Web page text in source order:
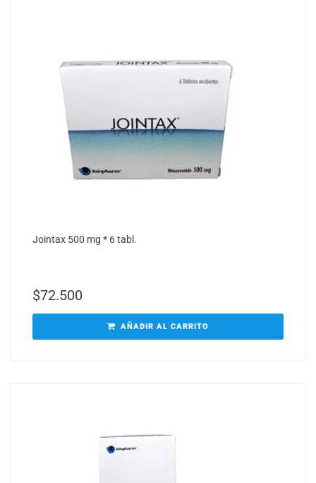
Jointax 500 mg * 6 tabl.
$72.500
AÑADIR AL CARRITO